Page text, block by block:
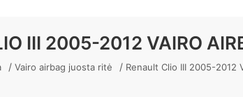
III 2005-2012 VAIRO
/ Vairo airbag juosta ritė / Renault Clio III 2005-2012